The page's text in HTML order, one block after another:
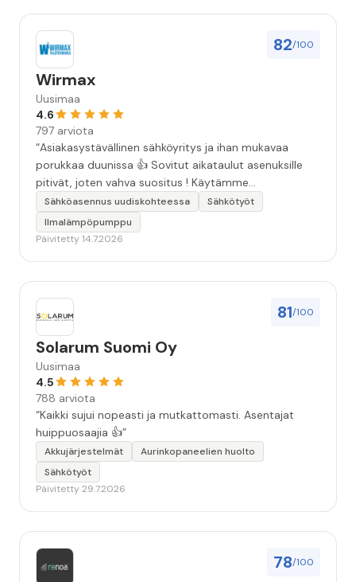
tunnin kuluttua vaunuun oli asennettu uudet
jarrurummut jarrukenkineen. Ja kotimatka alkoi
turvallisesti ja hyvillä mielin. Kiitoksia erinomaisen
hyvästä palvelusta hädissään tuskailleelle pohjoisen
matkailijalle😊”
82/100
Wirmax
Uusimaa
4.6
797 arviota
“Asiakasystävällinen sähköyritys ja ihan mukavaa
porukkaa duunissa 👍 Sovitut aikataulut asenuksille
pitivät, joten vahva suositus ! Käytämme
seuraavallakin kerralla!”
Sähköasennus uudiskohteessa
Sähkötyöt
Ilmalämpöpumppu
Päivitetty 14.7.2026
81/100
Solarum Suomi Oy
Uusimaa
4.5
788 arviota
“Kaikki sujui nopeasti ja mutkattomasti. Asentajat
huippuosaajia 👍”
Akkujärjestelmät
Aurinkopaneelien huolto
Sähkötyöt
Päivitetty 29.7.2026
78/100